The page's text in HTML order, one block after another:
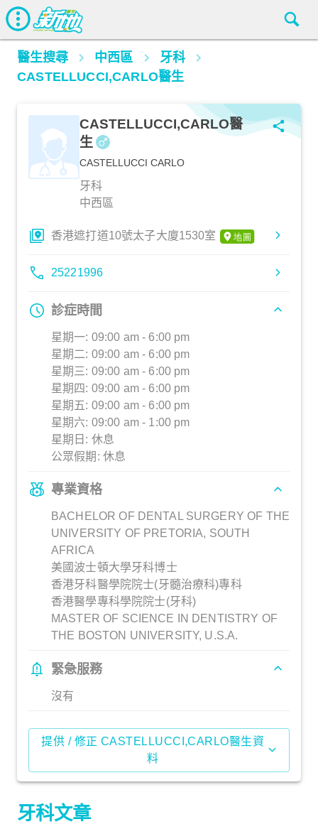
醫生搜尋 中西區
牙科
CASTELLUCCI,CARLO醫生
CASTELLUCCI,CARLO醫
生
CASTELLUCCI CARLO
牙科
中西區
香港遮打道10號太子大廈1530室
25221996
診症時間
星期一: 09:00 am - 6:00 pm
星期二: 09:00 am - 6:00 pm
星期三: 09:00 am - 6:00 pm
星期四: 09:00 am - 6:00 pm
星期五: 09:00 am - 6:00 pm
星期六: 09:00 am - 1:00 pm
星期日: 休息
公眾假期: 休息
專業資格
BACHELOR OF DENTAL SURGERY OF THE
UNIVERSITY OF PRETORIA, SOUTH
AFRICA
美國波士頓大學牙科博士
香港牙科醫學院院士(牙髓治療科)專科
香港醫學專科學院院士(牙科)
MASTER OF SCIENCE IN DENTISTRY OF
THE BOSTON UNIVERSITY, U.S.A.
緊急服務
沒有
提供 / 修正 CASTELLUCCI,CARLO醫生資
料
牙科文章